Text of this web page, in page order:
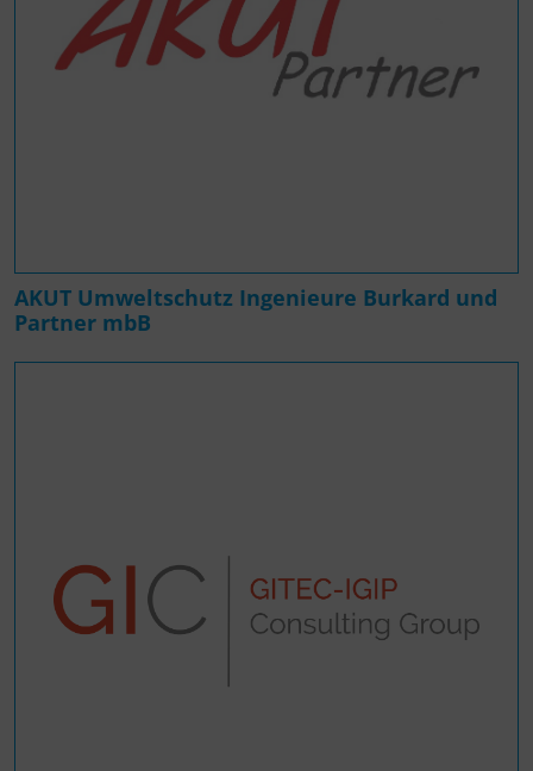
AKUT Umweltschutz Ingenieure Burkard und
Partner mbB